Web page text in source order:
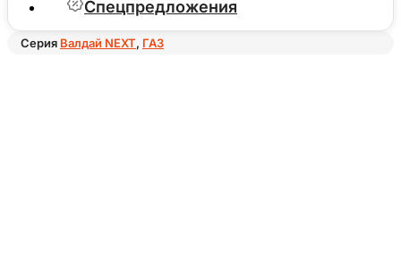
Спецпредложения
Серия Валдай NEXT, ГАЗ